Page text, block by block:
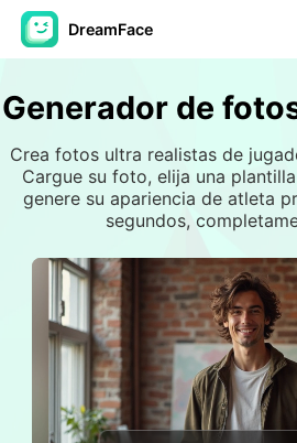
DreamFace
Herramientas de IA
Avatar Video
Video de IA
Foto AI
Otras herramientas
Ver todas las
Generador de
Crea fotos ultra realistas de
Cargue su foto, elija una
genere su apariencia de atleta
segundos,